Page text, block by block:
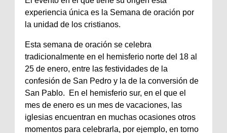
experiencia única es la Semana de oración por
la unidad de los cristianos.
Esta semana de oración se celebra
tradicionalmente en el hemisferio norte del 18 al
25 de enero, entre las festividades de la
confesión de San Pedro y la de la conversión de
San Pablo. En el hemisferio sur, en el que el
mes de enero es un mes de vacaciones, las
iglesias encuentran en muchas ocasiones otros
momentos para celebrarla, por ejemplo, en torno